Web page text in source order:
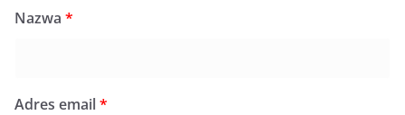
Nazwa *
Adres email*